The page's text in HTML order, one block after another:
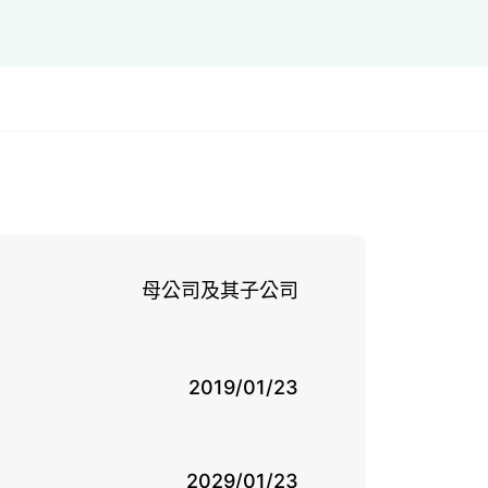
母公司及其子公司
2019/01/23
2029/01/23